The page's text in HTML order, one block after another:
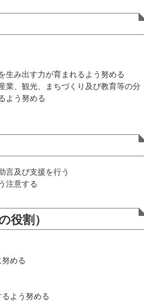
生み出す力が育まれるよう努める
業、観光、まちづくり及び教育等の分
よう努める
言及び支援を行う
注意する
役割）
める
よう努める